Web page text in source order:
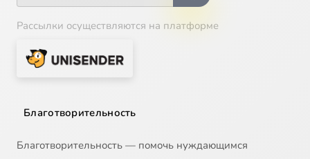
17
18
Рассылки осуществляются на платформе
Благотворительность
Благотворительность — помочь нуждающимся